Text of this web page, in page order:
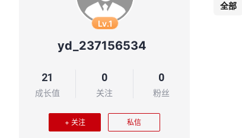
Lv.1
yd_237156534
21
成长值
0
关注
0
粉丝
+ 关注 私信
全部